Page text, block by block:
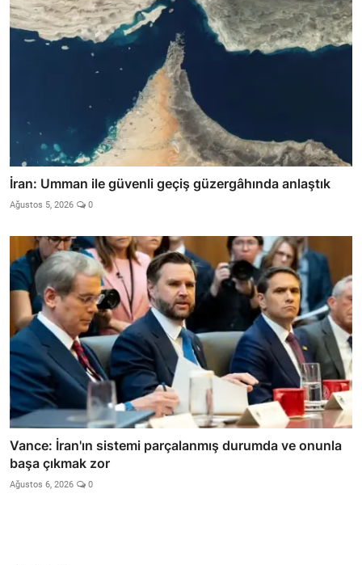
İran: Umman ile güvenli geçiş güzergâhında anlaştık
Ağustos 5, 2026 0
Vance: İran'ın sistemi parçalanmış durumda ve onunla
başa çıkmak zor
Ağustos 6, 2026 0